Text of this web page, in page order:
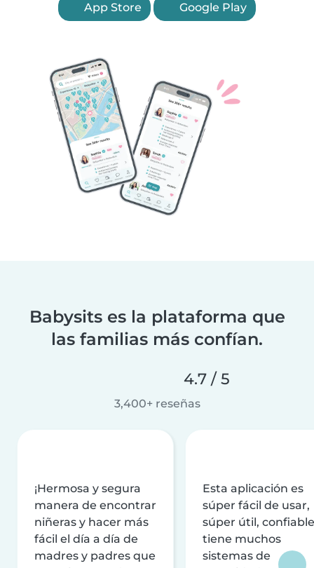
App Store Google Play
Babysits es la plataforma que
las familias más confían.
4.7 / 5
3,400+ reseñas
¡Hermosa y segura
manera de encontrar
niñeras y hacer más
fácil el día a día de
madres y padres que
Esta aplicación es
súper fácil de usar,
súper útil,
tiene muchos
sistemas de